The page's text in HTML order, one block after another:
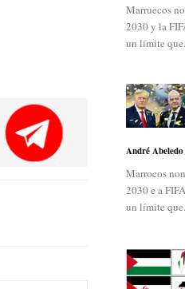
Marruecos
2030 y la
un límite
André
Marrocos
2030 e a
un límite